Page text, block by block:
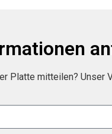
Platte mitteilen?